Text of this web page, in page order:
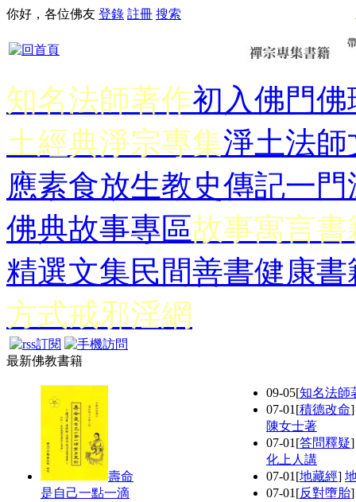
你好，各位佛友 登錄 註冊 搜索
知名法師著作初入佛門佛
土經典淨宗專集淨土法師
應素食放生教史傳記一門
佛典故事專區故事寓言書
精選文集民間善書健康書
方式戒邪淫網
最新佛教書籍
壽命
是自己一點一滴
09-05[知名法師
07-01 [積德改命
陳女士著
07-01 [答問釋疑
化上人講
07-01 [地藏經]
07-01 [反對墮胎